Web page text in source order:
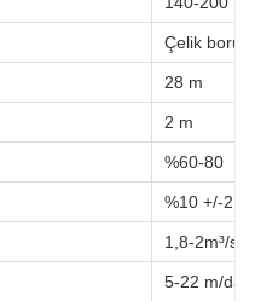
Çelik boru
28 m
2 m
%60-80
%10 +/-2
1,8-2m³/
5-22 m/dak